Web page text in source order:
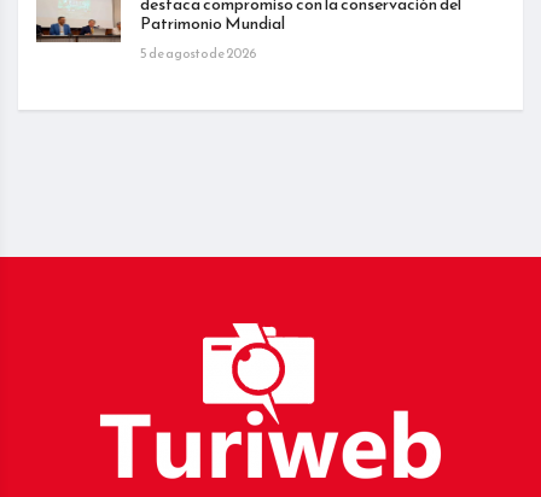
Patrimonio Mundial
5 de agosto de 2026